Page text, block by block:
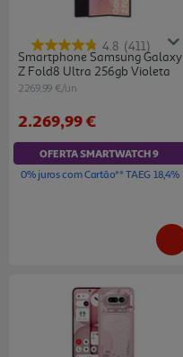
4.8 (411)
Smartphone Samsung Galaxy
Z Fold8 Ultra 256gb Violeta
2269.99 €/un
2.269,99 €
OFERTA SMARTWATCH 9
0% juros com Cartão** TAEG 18,4%